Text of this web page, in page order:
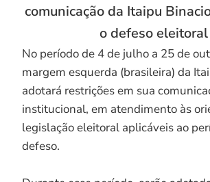
comunicação da Itaipu
o defeso eleitoral
No período de 4 de julho a 25 de
margem esquerda (brasileira) da
adotará restrições em sua
institucional, em atendimento às
legislação eleitoral aplicáveis ao
defeso.